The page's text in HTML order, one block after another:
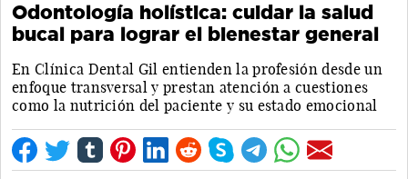
Odontología holística: cuidar la salud
bucal para lograr el bienestar general
En Clínica Dental Gil entienden la profesión desde un
enfoque transversal y prestan atención a cuestiones
como la nutrición del paciente y su estado emocional